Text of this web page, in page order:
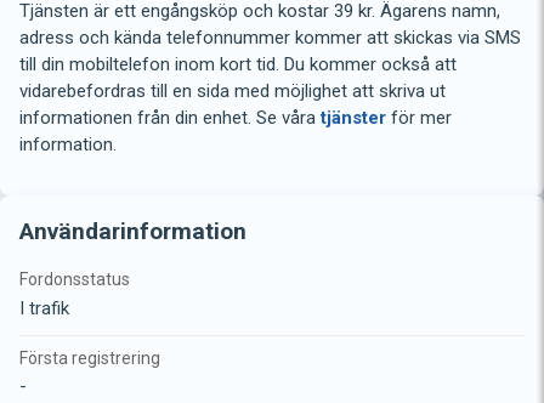
Tjänsten är ett engångsköp och kostar 39 kr. Ägarens namn,
adress och kända telefonnummer kommer att skickas via SMS
till din mobiltelefon inom kort tid. Du kommer också att
vidarebefordras till en sida med möjlighet att skriva ut
informationen från din enhet. Se våratjänster för mer
information.
Användarinformation
Fordonsstatus
I trafik
Första registrering
-